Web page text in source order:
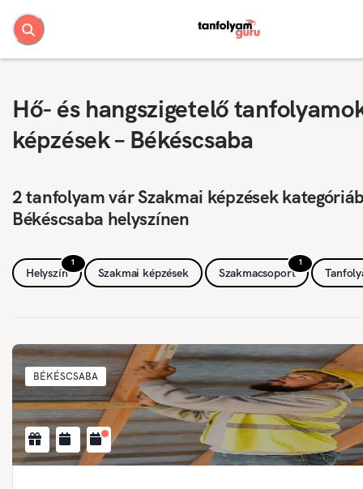
Hő- és hangszigetelő
képzések – Békéscsaba
2 tanfolyam vár Szakmai képzések
Békéscsaba helyszínen
1
Helyszín Szakmai képzések
1
Szakmacsoport
BÉKÉSCSABA